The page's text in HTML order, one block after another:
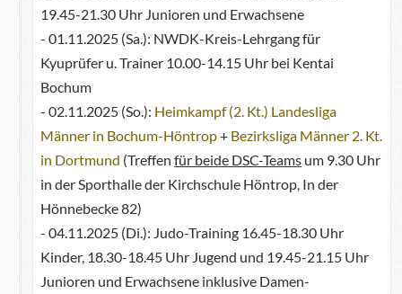
19.45-21.30 Uhr Junioren und Erwachsene
- 01.11.2025 (Sa.): NWDK-Kreis-Lehrgang für
Kyuprüfer u. Trainer 10.00-14.15 Uhr bei Kentai
Bochum
- 02.11.2025 (So.): Heimkampf (2. Kt.) Landesliga
Männer in Bochum-Höntrop+ Bezirksliga Männer 2. Kt.
in Dortmund (Treffenfür beide DSC-Teams um 9.30 Uhr
in der Sporthalle der Kirchschule Höntrop, In der
Hönnebecke 82)
- 04.11.2025 (Di.): Judo-Training 16.45-18.30 Uhr
Kinder, 18.30-18.45 Uhr Jugend und 19.45-21.15 Uhr
Junioren und Erwachsene inklusive Damen-